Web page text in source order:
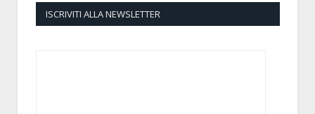
ISCRIVITI ALLA NEWSLETTER